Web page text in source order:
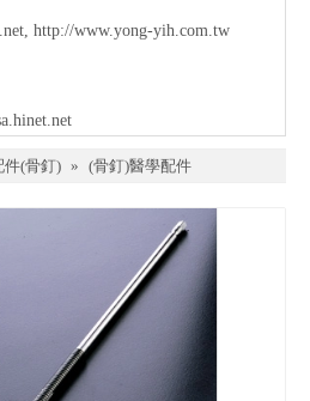
, http://www.yong-yih.com.tw
件(骨釘) » (骨釘)醫學配件